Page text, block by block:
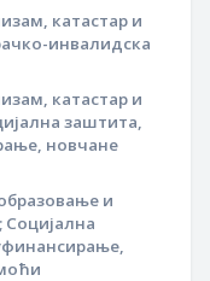
катастар и
инвалидска
катастар и
заштита,
новчане
и